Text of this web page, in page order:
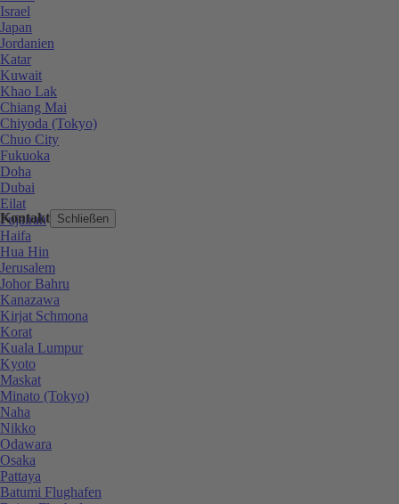
Kontakt Schließen
Israel
Japan
Jordanien
Katar
Kuwait
Khao Lak
Chiang Mai
Chiyoda (Tokyo)
Chuo City
Fukuoka
Doha
Dubai
Eilat
Fujairah
Haifa
Hua Hin
Jerusalem
Johor Bahru
Kanazawa
Kirjat Schmona
Korat
Kuala Lumpur
Kyoto
Maskat
Minato (Tokyo)
Naha
Nikko
Odawara
Osaka
Pattaya
Batumi Flughafen